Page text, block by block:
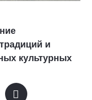
и
культурных